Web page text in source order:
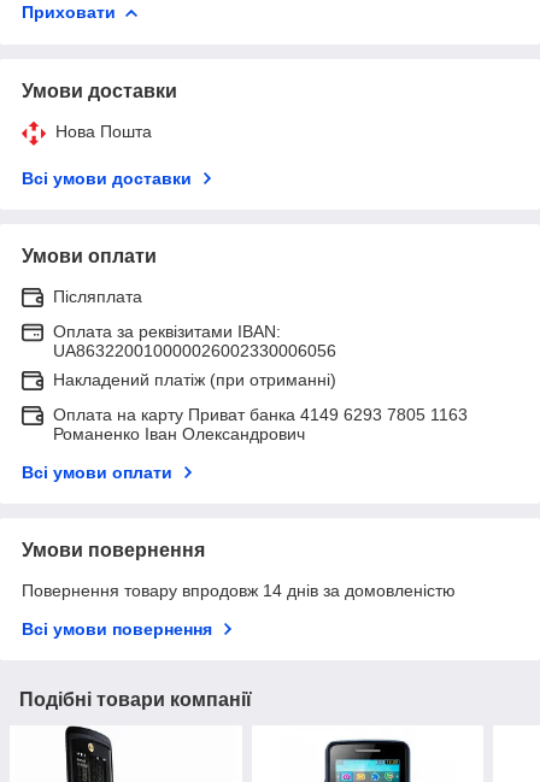
Приховати
Умови доставки
Нова Пошта
Всі умови доставки
Умови оплати
Післяплата
Оплата за реквізитами IBAN:
UA863220010000026002330006056
Накладений платіж (при отриманні)
Оплата на карту Приват банка 4149 6293 7805 1163
Романенко Іван Олександрович
Всі умови оплати
Умови повернення
Повернення товару впродовж 14 днів за домовленістю
Всі умови повернення
Подібні товари компанії